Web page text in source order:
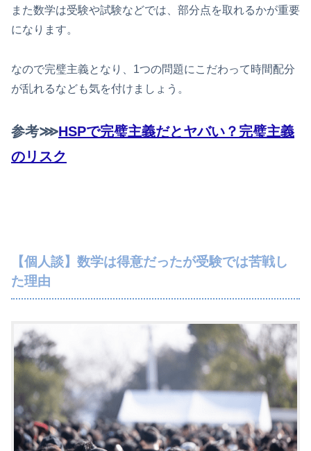
また数学は受験や試験などでは、部分点を取れるかが重要
になります。
なので完璧主義となり、1つの問題にこだわって時間配分
が乱れるなども気を付けましょう。
参考⋙HSPで完璧主義だとヤバい？完璧主義
のリスク
【個人談】数学は得意だったが受験では苦戦し
た理由